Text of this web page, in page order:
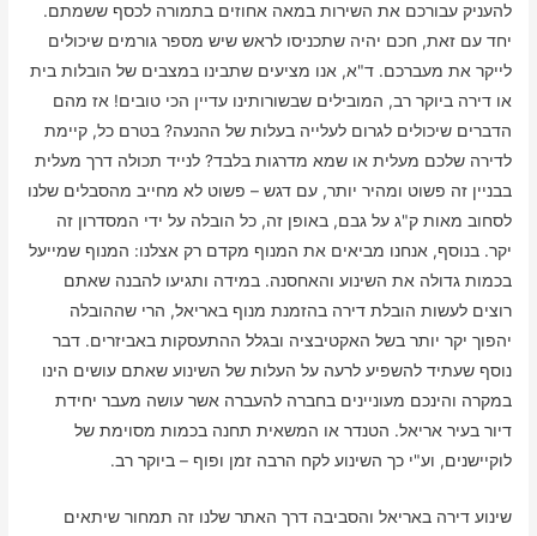
להעניק עבורכם את השירות במאה אחוזים בתמורה לכסף ששמתם.
יחד עם זאת, חכם יהיה שתכניסו לראש שיש מספר גורמים שיכולים
לייקר את מעברכם. ד"א, אנו מציעים שתבינו במצבים של הובלות בית
או דירה ביוקר רב, המובילים שבשורותינו עדיין הכי טובים! אז מהם
הדברים שיכולים לגרום לעלייה בעלות של ההנעה? בטרם כל, קיימת
לדירה שלכם מעלית או שמא מדרגות בלבד? לנייד תכולה דרך מעלית
בבניין זה פשוט ומהיר יותר, עם דגש – פשוט לא מחייב מהסבלים שלנו
לסחוב מאות ק"ג על גבם, באופן זה, כל הובלה על ידי המסדרון זה
יקר. בנוסף, אנחנו מביאים את המנוף מקדם רק אצלנו: המנוף שמייעל
בכמות גדולה את השינוע והאחסנה. במידה ותגיעו להבנה שאתם
רוצים לעשות הובלת דירה בהזמנת מנוף באריאל, הרי שההובלה
יהפוך יקר יותר בשל האקטיבציה ובגלל ההתעסקות באביזרים. דבר
נוסף שעתיד להשפיע לרעה על העלות של השינוע שאתם עושים הינו
במקרה והינכם מעוניינים בחברה להעברה אשר עושה מעבר יחידת
דיור בעיר אריאל. הטנדר או המשאית תחנה בכמות מסוימת של
לוקיישנים, וע"י כך השינוע לקח הרבה זמן ופוף – ביוקר רב.
שינוע דירה באריאל והסביבה דרך האתר שלנו זה תמחור שיתאים